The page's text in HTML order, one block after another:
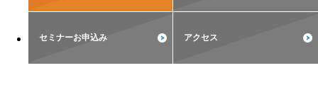
セミナーお申込み アクセス